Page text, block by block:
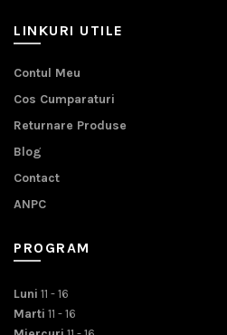
LINKURI UTILE
Contul Meu
Cos Cumparaturi
Returnare Produse
Blog
Contact
ANPC
PROGRAM
Luni 11 - 16
Marti 11 - 16